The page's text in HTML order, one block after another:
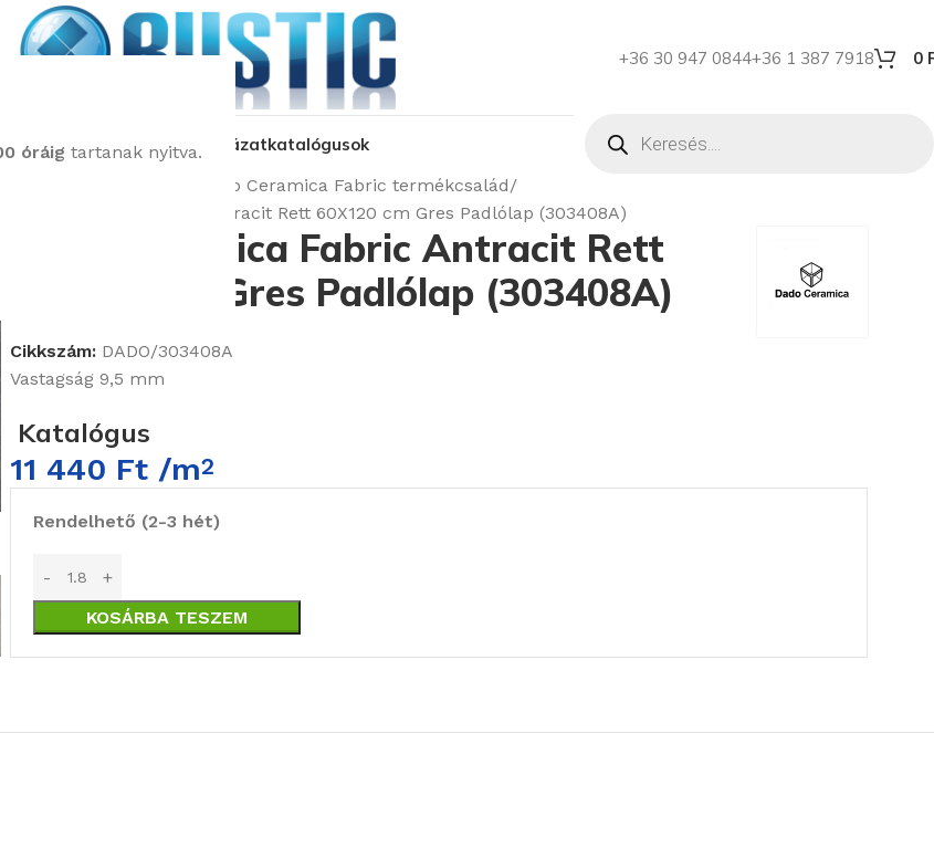
óráig tartanak nyitva.
+36 30 947 0844+36 1 387 7918 0
látványtervezés pályázatkatalógusok
Dado Ceramica Fabric termékcsalád
Dado Ceramica Fabric Antracit Rett 60X120 cm Gres Padlólap (303408A)
Dado Ceramica Fabric Antracit Rett
60X120 cm Gres Padlólap (303408A)
Cikkszám: DADO/303408A
Vastagság 9,5 mm
Katalógus
11 440 Ft /m2
Rendelhető (2-3 hét)
KOSÁRBA TESZEM